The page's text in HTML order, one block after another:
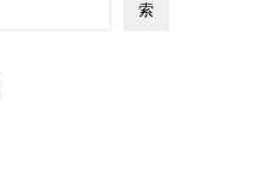
索